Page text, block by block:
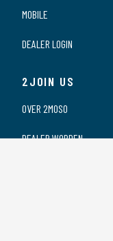
MOBILE
DEALER LOGIN
2JOIN US
OVER 2MOSO
DEALER WORDEN